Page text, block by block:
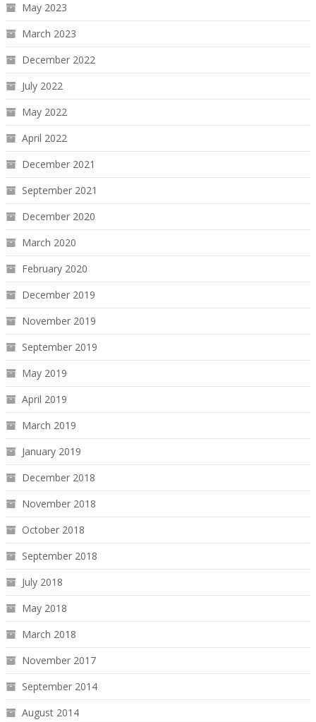
May 2023
March 2023
December 2022
July 2022
May 2022
April 2022
December 2021
September 2021
December 2020
March 2020
February 2020
December 2019
November 2019
September 2019
May 2019
April 2019
March 2019
January 2019
December 2018
November 2018
October 2018
September 2018
July 2018
May 2018
March 2018
November 2017
September 2014
August 2014